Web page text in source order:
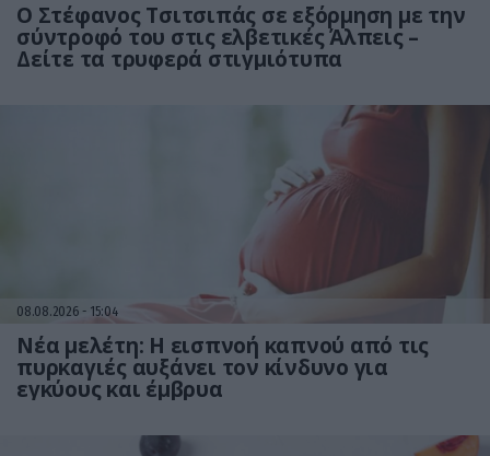
Ο Στέφανος Τσιτσιπάς σε εξόρμηση με την
σύντροφό του στις ελβετικές Άλπεις –
Δείτε τα τρυφερά στιγμιότυπα
08.08.2026 15:04
Νέα μελέτη: Η εισπνοή καπνού από τις
πυρκαγιές αυξάνει τον κίνδυνο για
εγκύους και έμβρυα